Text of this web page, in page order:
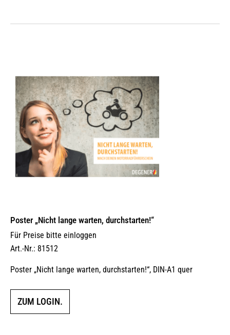
Poster „Nicht lange warten, durchstarten!“
Für Preise bitte einloggen
Art.-Nr.: 81512
Poster „Nicht lange warten, durchstarten!“, DIN-A1 quer
ZUM LOGIN.